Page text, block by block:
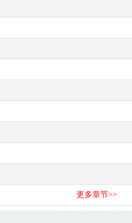
更多章节>>